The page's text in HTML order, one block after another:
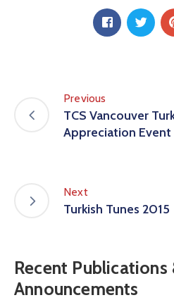
Previous
TCS Vancouver
Appreciation Event
Next
Turkish Tunes 2015
Recent Publications
Announcements